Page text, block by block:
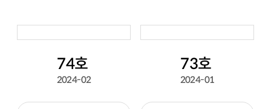
74호
2024-02
73호
2024-01